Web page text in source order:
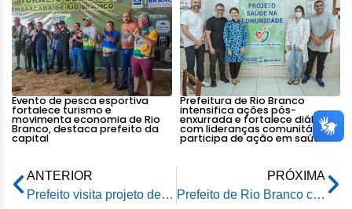
Evento de pesca esportiva
fortalece turismo e
movimenta economia de Rio
Branco, destaca prefeito da
capital
Prefeitura de Rio Branco
intensifica ações pós-
enxurrada e fortalece diálogo
com lideranças comunitárias e
participa de ação em saúde
ANTERIOR
Prefeito visita projeto de assentamento Moreno Maia afim de verificar in loco a trafegabilidade
PRÓXIMA
Prefeito de Rio Branco concede entrevista coletiva sobre avaliação dos 100 primeiros dias de gestão